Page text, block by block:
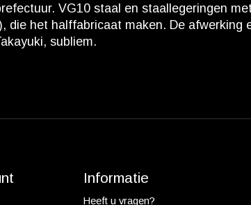
VG10 staal en staallegeringen
die het halffabricaat maken. De
subliem.
Informatie
Heeft u vragen?